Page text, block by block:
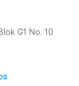
G1 No. 10